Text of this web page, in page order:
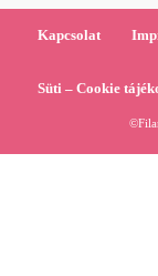
Kapcsolat
Süti – Cookie